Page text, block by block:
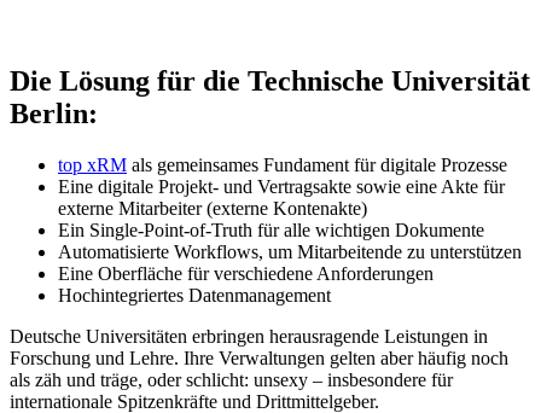
Die Lösung für die Technische Universität
Berlin:
top xRM als gemeinsames Fundament für digitale Prozesse
Eine digitale Projekt- und Vertragsakte sowie eine Akte für
externe Mitarbeiter (externe Kontenakte)
Ein Single-Point-of-Truth für alle wichtigen Dokumente
Automatisierte Workflows, um Mitarbeitende zu unterstützen
Eine Oberfläche für verschiedene Anforderungen
Hochintegriertes Datenmanagement
Deutsche Universitäten erbringen herausragende Leistungen in
Forschung und Lehre. Ihre Verwaltungen gelten aber häufig noch
als zäh und träge, oder schlicht: unsexy – insbesondere für
internationale Spitzenkräfte und Drittmittelgeber.